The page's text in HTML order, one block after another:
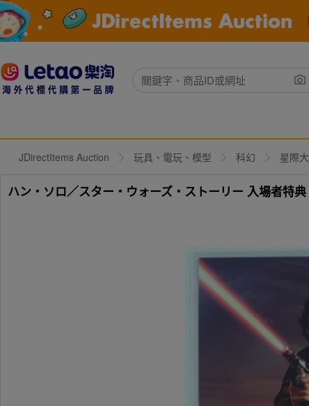
JDirectItems Auction 玩具、電玩、模型 科幻 星際
ハン・ソロ／スター・ウォーズ・ストーリー 入場者特